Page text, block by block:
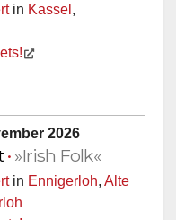
in Kassel ,
2026
• »Irish Folk«
in Ennigerloh, Alte